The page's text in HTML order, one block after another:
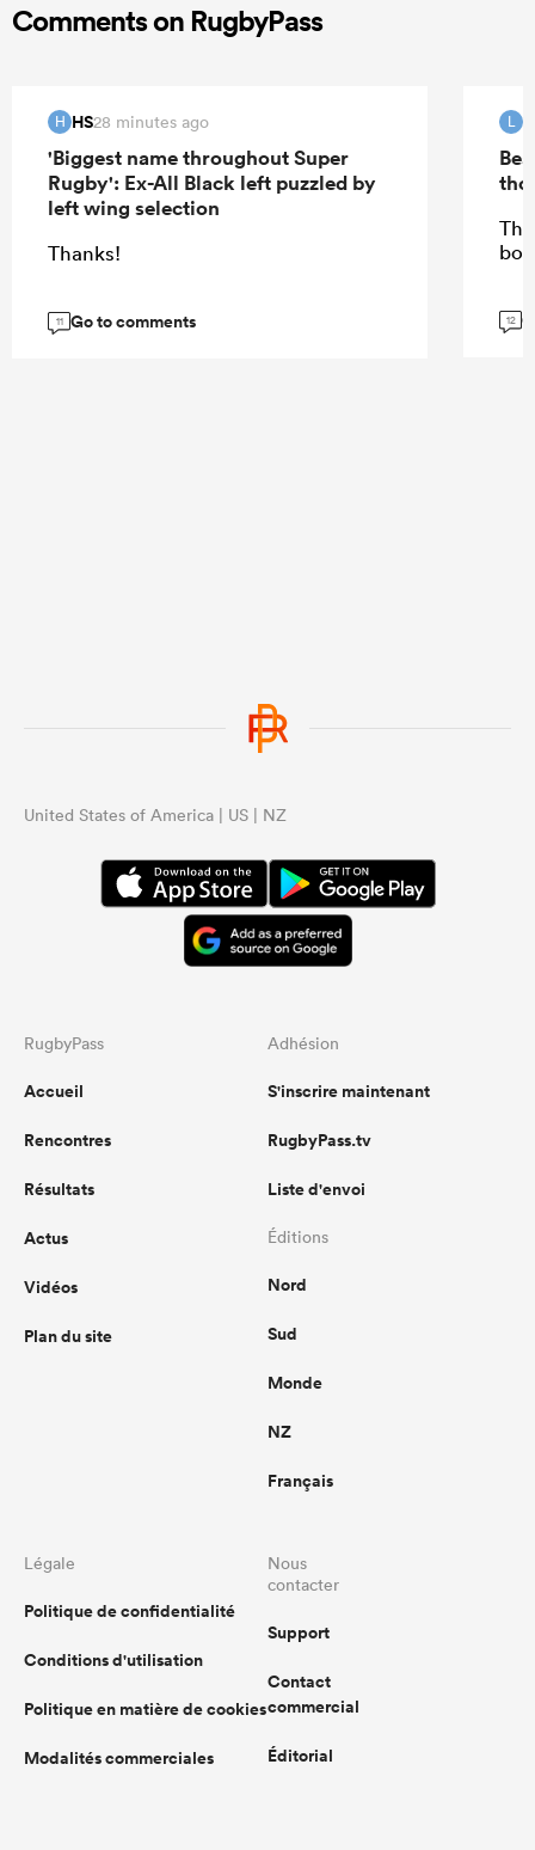
Comments on RugbyPass
H HS28 minutes ago
'Biggest name throughout Super
Rugby': Ex-All Black left puzzled by
left wing selection
Thanks!
11 Go to comments
L
12
United States of America | US | NZ
RugbyPass
Accueil
Rencontres
Résultats
Actus
Vidéos
Plan du site
Adhésion
S'inscrire maintenant
RugbyPass.tv
Liste d'envoi
Éditions
Nord
Sud
Monde
NZ
Français
Légale
Politique de confidentialité
Conditions d'utilisation
Politique en matière de cookies
Modalités commerciales
Nous
contacter
Support
Contact
commercial
Éditorial